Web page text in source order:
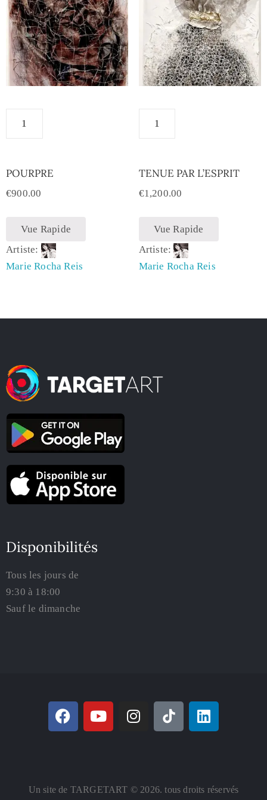
POURPRE
€900.00
Vue Rapide
Artiste:
Marie Rocha Reis
TENUE PAR L’ESPRIT
€1,200.00
Vue Rapide
Artiste:
Marie Rocha Reis
Disponibilités
Tous les jours de
9:30 à 18:00
Sauf le dimanche
Un site de TARGETART © 2026. tous droits réservés